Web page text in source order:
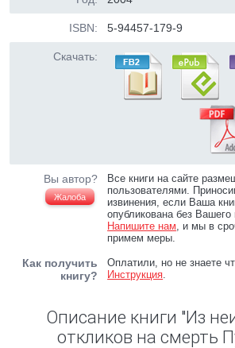
ISBN: 5-94457-179-9
Скачать:
Вы автор?
Жалоба
Все книги на сайте
пользователями.
извинения, если Ваша
опубликована без Вашего
Напишите нам, и мы в
примем меры.
Как получить
книгу?
Оплатили, но не знаете
Инструкция.
Описание книги "Из
откликов на смерть